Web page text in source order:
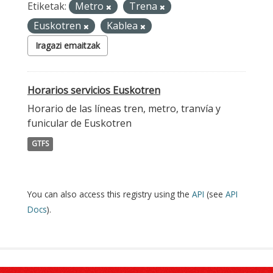
Etiketak: Metro
Trena
Euskotren
Kablea
Iragazi emaitzak
Horarios servicios Euskotren
Horario de las líneas tren, metro, tranvía y
funicular de Euskotren
GTFS
You can also access this registry using the API (see API
Docs).